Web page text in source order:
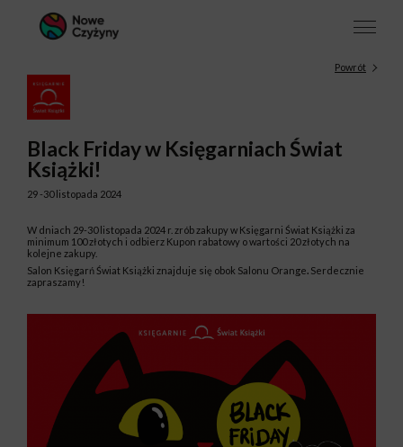
Powrót
Black Friday w Księgarniach Świat
Książki!
29 -30 listopada 2024
W dniach 29-30 listopada 2024 r. zrób zakupy w Księgarni Świat Książki za
minimum 100 złotych i odbierz Kupon rabatowy o wartości 20 złotych na
kolejne zakupy.
Salon Księgarń Świat Książki znajduje się obok Salonu Orange. Serdecznie
zapraszamy!